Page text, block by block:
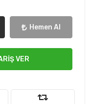
Hemen Al
VER